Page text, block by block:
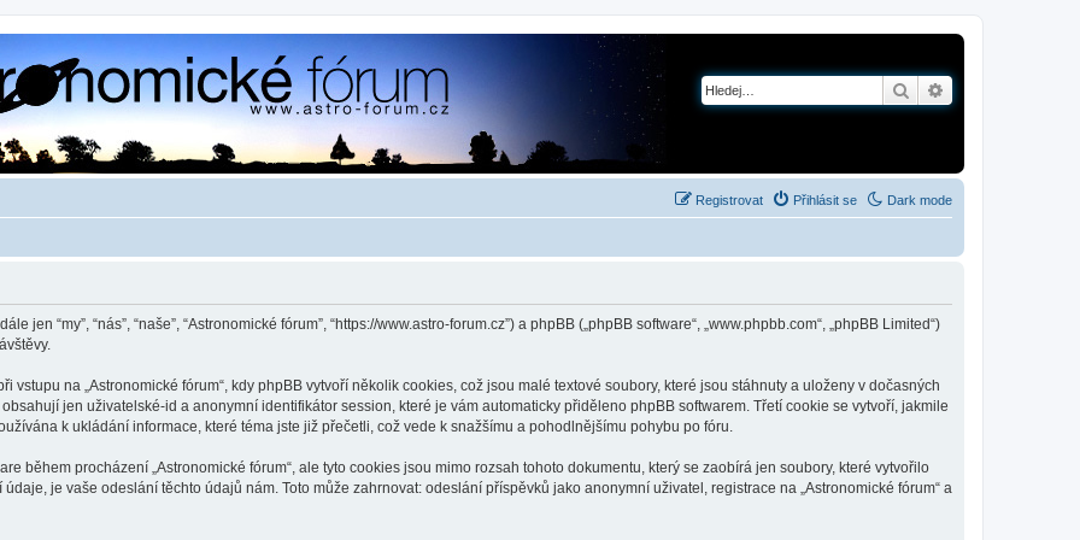
Hledat
Dark mode
Přihlásit se
Registrovat
jen “my”, “nás”, “naše”, “Astronomické fórum”, “https://www.astro-forum.cz”) a phpBB („phpBB software“, „www.phpbb.com“, „phpBB Limited“)
vstupu na „Astronomické fórum“, kdy phpBB vytvoří několik cookies, což jsou malé textové soubory, které jsou stáhnuty a uloženy v dočasných
jen uživatelské-id a anonymní identifikátor session, které je vám automaticky přiděleno phpBB softwarem. Třetí cookie se vytvoří, jakmile
k ukládání informace, které téma jste již přečetli, což vede k snažšímu a pohodlnějšímu pohybu po fóru.
během procházení „Astronomické fórum“, ale tyto cookies jsou mimo rozsah tohoto dokumentu, který se zaobírá jen soubory, které vytvořilo
je vaše odeslání těchto údajů nám. Toto může zahrnovat: odeslání příspěvků jako anonymní uživatel, registrace na „Astronomické fórum“ a